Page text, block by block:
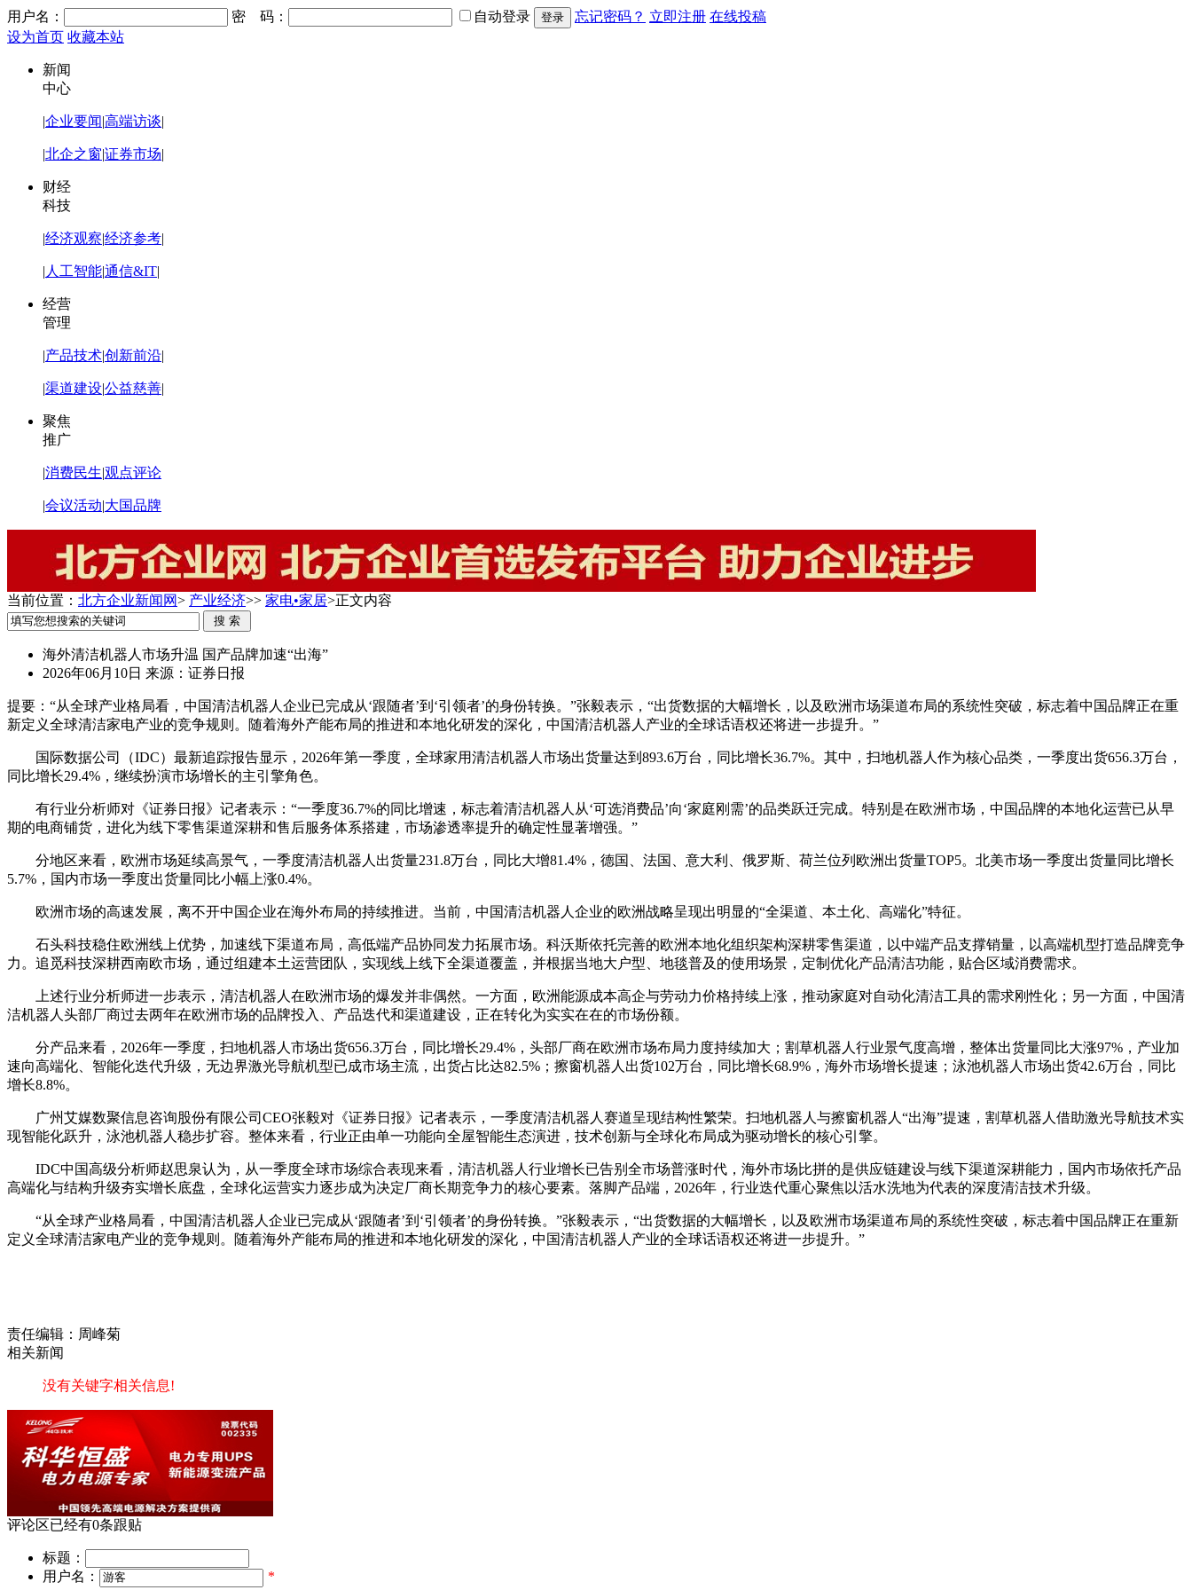
用户名： 密 码： 自动登录 忘记密码？ 立即注册 在线投稿
设为首页 收藏本站
新闻
中心
|企业要闻|高端访谈|
|北企之窗|证券市场|
财经
科技
|经济观察|经济参考|
| 人工智能|通信&IT|
经营
管理
|产品技术|创新前沿|
|渠道建设|公益慈善|
聚焦
推广
|消费民生|观点评论
|会议活动|大国品牌
当前位置： 北方企业新闻网> 产业经济>> 家电•家居>正文内容
海外清洁机器人市场升温 国产品牌加速“出海”
2026年06月10日 来源：证券日报
提要： “从全球产业格局看，中国清洁机器人企业已完成从‘跟随者’到‘引领者’的身份转换。”张毅表示，“出货数据的大幅增长，以及欧洲市场渠道布局的系统性突破，标志着中国品牌正在重
新定义全球清洁家电产业的竞争规则。随着海外产能布局的推进和本地化研发的深化，中国清洁机器人产业的全球话语权还将进一步提升。”
国际数据公司（IDC）最新追踪报告显示，2026年第一季度，全球家用清洁机器人市场出货量达到893.6万台，同比增长36.7%。其中，扫地机器人作为核心品类，一季度出货656.3万台，
同比增长29.4%，继续扮演市场增长的主引擎角色。
有行业分析师对《证券日报》记者表示：“一季度36.7%的同比增速，标志着清洁机器人从‘可选消费品’向‘家庭刚需’的品类跃迁完成。特别是在欧洲市场，中国品牌的本地化运营已从早
期的电商铺货，进化为线下零售渠道深耕和售后服务体系搭建，市场渗透率提升的确定性显著增强。”
分地区来看，欧洲市场延续高景气，一季度清洁机器人出货量231.8万台，同比大增81.4%，德国、法国、意大利、俄罗斯、荷兰位列欧洲出货量TOP5。北美市场一季度出货量同比增长
5.7%，国内市场一季度出货量同比小幅上涨0.4%。
欧洲市场的高速发展，离不开中国企业在海外布局的持续推进。当前，中国清洁机器人企业的欧洲战略呈现出明显的“全渠道、本土化、高端化”特征。
石头科技稳住欧洲线上优势，加速线下渠道布局，高低端产品协同发力拓展市场。科沃斯依托完善的欧洲本地化组织架构深耕零售渠道，以中端产品支撑销量，以高端机型打造品牌竞争
力。追觅科技深耕西南欧市场，通过组建本土运营团队，实现线上线下全渠道覆盖，并根据当地大户型、地毯普及的使用场景，定制优化产品清洁功能，贴合区域消费需求。
上述行业分析师进一步表示，清洁机器人在欧洲市场的爆发并非偶然。一方面，欧洲能源成本高企与劳动力价格持续上涨，推动家庭对自动化清洁工具的需求刚性化；另一方面，中国清
洁机器人头部厂商过去两年在欧洲市场的品牌投入、产品迭代和渠道建设，正在转化为实实在在的市场份额。
分产品来看，2026年一季度，扫地机器人市场出货656.3万台，同比增长29.4%，头部厂商在欧洲市场布局力度持续加大；割草机器人行业景气度高增，整体出货量同比大涨97%，产业加
速向高端化、智能化迭代升级，无边界激光导航机型已成市场主流，出货占比达82.5%；擦窗机器人出货102万台，同比增长68.9%，海外市场增长提速；泳池机器人市场出货42.6万台，同比
增长8.8%。
广州艾媒数聚信息咨询股份有限公司CEO张毅对《证券日报》记者表示，一季度清洁机器人赛道呈现结构性繁荣。扫地机器人与擦窗机器人“出海”提速，割草机器人借助激光导航技术实
现智能化跃升，泳池机器人稳步扩容。整体来看，行业正由单一功能向全屋智能生态演进，技术创新与全球化布局成为驱动增长的核心引擎。
IDC中国高级分析师赵思泉认为，从一季度全球市场综合表现来看，清洁机器人行业增长已告别全市场普涨时代，海外市场比拼的是供应链建设与线下渠道深耕能力，国内市场依托产品
高端化与结构升级夯实增长底盘，全球化运营实力逐步成为决定厂商长期竞争力的核心要素。落脚产品端，2026年，行业迭代重心聚焦以活水洗地为代表的深度清洁技术升级。
“从全球产业格局看，中国清洁机器人企业已完成从‘跟随者’到‘引领者’的身份转换。”张毅表示，“出货数据的大幅增长，以及欧洲市场渠道布局的系统性突破，标志着中国品牌正在重新
定义全球清洁家电产业的竞争规则。随着海外产能布局的推进和本地化研发的深化，中国清洁机器人产业的全球话语权还将进一步提升。”
责任编辑：周峰菊
相关新闻
没有关键字相关信息!
评论区已经有0条跟贴
标题：
用户名：
*